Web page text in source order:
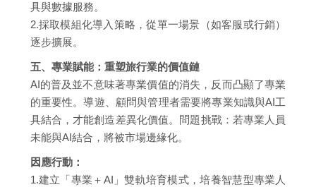
具與數據服務。
2.採取模組化導入策略，從單一場景（如客服或行銷）
逐步擴展。
五、專業賦能：重塑旅行業的價值鏈
AI的普及並不意味著專業價值的消失，反而凸顯了專業
的重要性。導遊、顧問與管理者需要將專業知識與AI工
具結合，才能創造差異化價值。問題挑戰：若專業人員
未能與AI結合，將被市場邊緣化。
因應行動：
1.建立「專業＋AI」雙軌培育模式，培養智慧型專業人